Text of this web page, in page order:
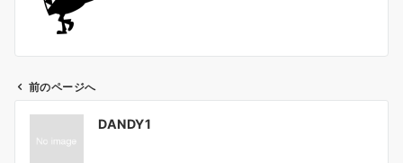
投
前のページへ
DANDY1